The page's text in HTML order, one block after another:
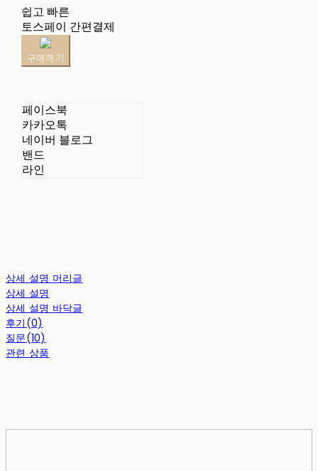
쉽고 빠른
토스페이 간편결제
구매하기
페이스북
카카오톡
네이버 블로그
밴드
라인
상세 설명 머리글
상세 설명
상세 설명 바닥글
후기(0)
질문(10)
관련 상품